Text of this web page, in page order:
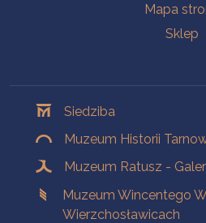
Mapa
Sklep
Siedziba
Muzeum Historii
Muzeum Ratusz -
Muzeum Wincentego
Wierzchosławicach